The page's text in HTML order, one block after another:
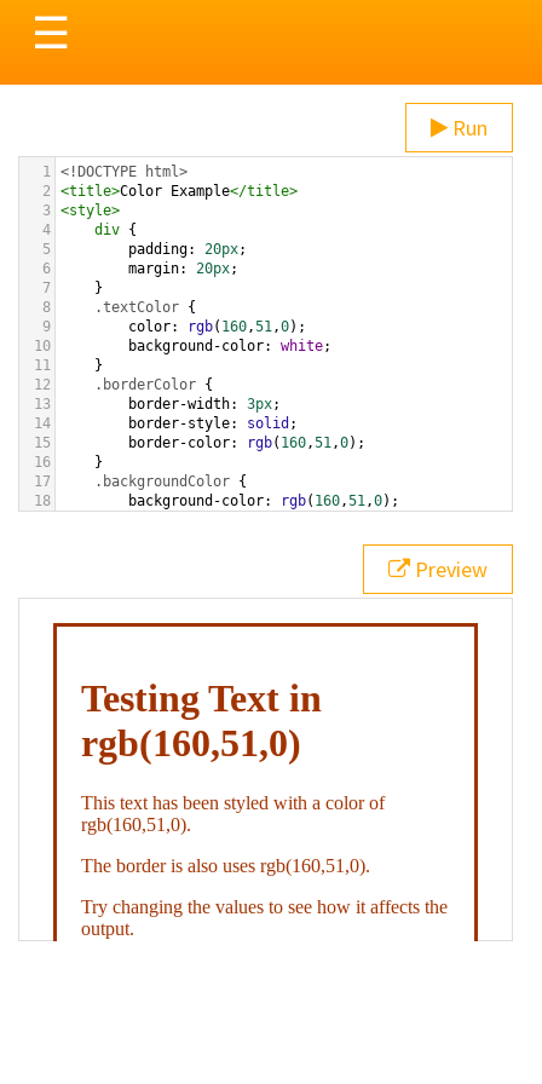
Toggle
navigation
☰
Run
1 <!DOCTYPE html>
2
<title>Color Example</title>
3 <style>
4
div {
5
padding: 20px;
6
margin: 20px;
7
}
8
.textColor {
9
color: rgb( 160,51,0);
10
background-color: white;
11
}
12
.borderColor {
13
border-width: 3px;
14
border-style: solid ;
15
border-color: rgb( 160,51,0);
16
}
17
.backgroundColor {
18
background-color: rgb( 160,51,0);
bottom ,
white, rgb(160,51,0));
div class="textColor borderColor"
< h1>Testing Text in rgb(160,51,0)
Preview